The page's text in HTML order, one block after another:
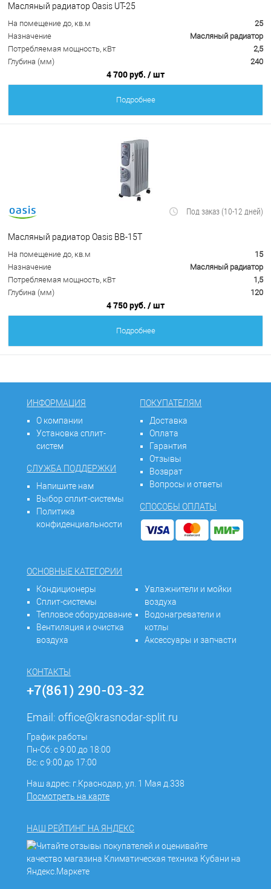
Масляный радиатор Oasis UT-25
На помещение до, кв.м
25
Назначение
Масляный радиатор
Потребляемая мощность, кВт
2,5
Глубина (мм)
240
4 700 руб. / шт
Подробнее
Под заказ (10-12 дней)
Масляный радиатор Oasis BB-15Т
На помещение до, кв.м
15
Назначение
Масляный радиатор
Потребляемая мощность, кВт
1,5
Глубина (мм)
120
4 750 руб. / шт
Подробнее
ИНФОРМАЦИЯ
О компании
Установка сплит-
систем
СЛУЖБА ПОДДЕРЖКИ
Напишите нам
Выбор сплит-системы
Политика
конфиденциальности
ПОКУПАТЕЛЯМ
Доставка
Оплата
Гарантия
Отзывы
Возврат
Вопросы и ответы
СПОСОБЫ ОПЛАТЫ
ОСНОВНЫЕ КАТЕГОРИИ
Кондиционеры
Сплит-системы
Тепловое оборудование
Вентиляция и очистка
воздуха
Увлажнители и мойки
воздуха
Водонагреватели и
котлы
Аксессуары и запчасти
КОНТАКТЫ
+7(861) 290-03-32
Email:office@krasnodar-split.ru
График работы
Пн-Сб: с 9:00 до 18:00
Вс: с 9:00 до 17:00
Наш адрес: г.Краснодар, ул. 1 Мая д.338
Посмотреть на карте
НАШ РЕЙТИНГ НА ЯНДЕКС